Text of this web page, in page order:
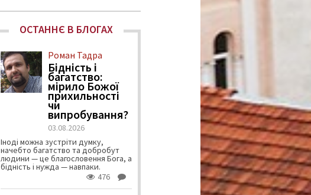
ОСТАННЄ В БЛОГАХ
Роман Тадра
Бідність і
багатство:
мірило Божої
прихильності
чи
випробування?
03.08.2026
Іноді можна зустріти думку,
начебто багатство та добробут
людини — це благословення Бога, а
бідність і нужда — навпаки.
476